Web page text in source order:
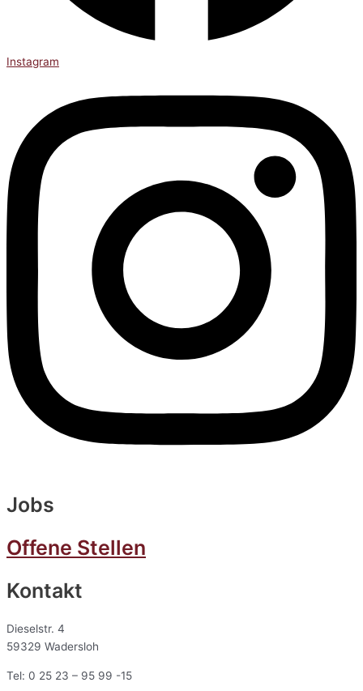
Instagram
Jobs
Offene Stellen
Kontakt
Dieselstr. 4
59329 Wadersloh
Tel: 0 25 23 – 95 99 -15